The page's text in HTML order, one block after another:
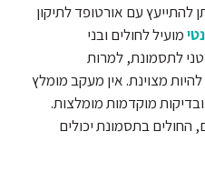
עם אורטופד לתיקון
מועיל לחולים ובני
לתסמונת, למרות
מצוינת. אין מעקב מומלץ
מוקדמות מומלצות.
החולים בתסמונת יכולים